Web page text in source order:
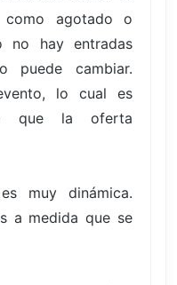
agotado o
no hay entradas
puede cambiar.
lo cual es
que la oferta
muy dinámica.
a medida que se